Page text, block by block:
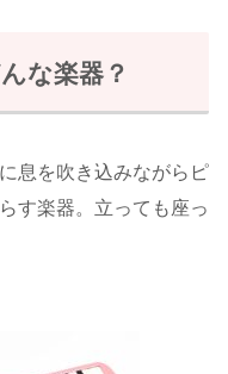
な楽器？
息を吹き込みながらピ
す楽器。立っても座っ